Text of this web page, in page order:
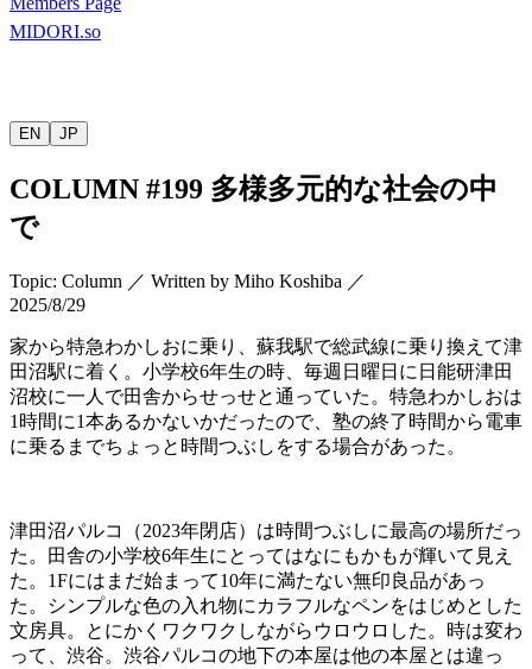
MIDORI.so
EN JP
COLUMN #199 多様多元的な社会の中
で
Topic: Column ／ Written by Miho Koshiba ／
2025/8/29
家から特急わかしおに乗り、蘇我駅で総武線に乗り換えて津
田沼駅に着く。小学校6年生の時、毎週日曜日に日能研津田
沼校に一人で田舎からせっせと通っていた。特急わかしおは
1 時間に1本あるかないかだったので、塾の終了時間から電車
に乗るまでちょっと時間つぶしをする場合があった。
津田沼パルコ（2023年閉店）は時間つぶしに最高の場所だっ
た。田舎の小学校6年生にとってはなにもかもが輝いて見え
た。 1Fにはまだ始まって10年に満たない無印良品があっ
た。シンプルな色の入れ物にカラフルなペンをはじめとした
文房具。とにかくワクワクしながらウロウロした。時は変わ
って、渋谷。渋谷パルコの地下の本屋は他の本屋とは違っ